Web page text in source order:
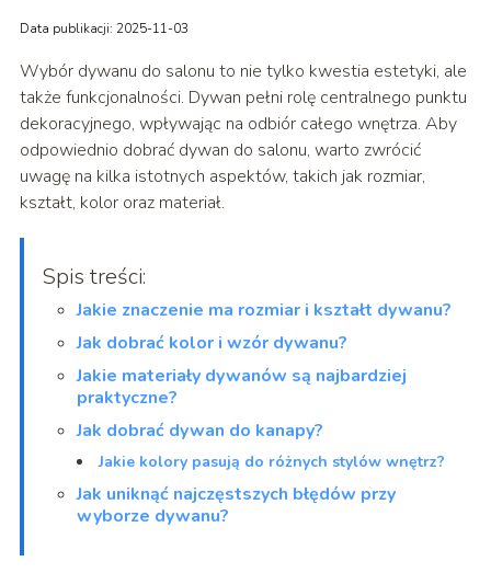
Data publikacji: 2025-11-03
Wybór dywanu do salonu to nie tylko kwestia estetyki, ale
także funkcjonalności. Dywan pełni rolę centralnego punktu
dekoracyjnego, wpływając na odbiór całego wnętrza. Aby
odpowiednio dobrać dywan do salonu, warto zwrócić
uwagę na kilka istotnych aspektów, takich jak rozmiar,
kształt, kolor oraz materiał.
Spis treści:
Jakie znaczenie ma rozmiar i kształt dywanu?
Jak dobrać kolor i wzór dywanu?
Jakie materiały dywanów są najbardziej
praktyczne?
Jak dobrać dywan do kanapy?
Jakie kolory pasują do różnych stylów wnętrz?
Jak uniknąć najczęstszych błędów przy
wyborze dywanu?